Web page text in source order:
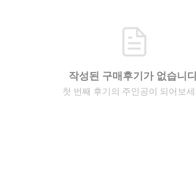
작성된 구매후기가 없습니
첫 번째 후기의 주인공이 되어보